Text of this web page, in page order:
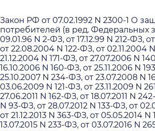
Закон РФ от 07.02.1992 N 2300-1 О
потребителей (в ред. Федеральных
09.01.96 N 2-ФЗ, от 17.12.99 N 212-ФЗ,
от 22.08.2004 N 122-ФЗ, от 02.11.2004
21.12.2004 N 171-ФЗ, от 27.07.2006 N
16.10.2006 N 160-ФЗ, от 25.11.2006 N
25.10.2007 N 234-ФЗ, от 23.07.2008 N
03.06.2009 N 121-ФЗ, от 23.11.2009 N
27.06.2011 N 162-ФЗ, от 18.07.2011 N
N 93-ФЗ, от 28.07.2012 N 133-ФЗ, от
от 21.12.2013 N 363-ФЗ, от 05.05.2014 N
13.07.2015 N 233-ФЗ, от 03.07.2016 N